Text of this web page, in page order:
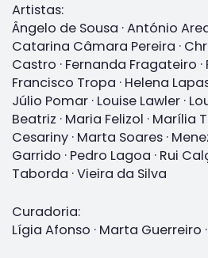
Artistas:
Ângelo de Sousa · António
Catarina Câmara Pereira ·
Castro · Fernanda Fragateiro
Francisco Tropa · Helena
Júlio Pomar · Louise Lawler ·
Beatriz · Maria Felizol · Marília
Cesariny · Marta Soares ·
Garrido · Pedro Lagoa · Rui
Taborda · Vieira da Silva
Curadoria:
Lígia Afonso · Marta Guerreiro